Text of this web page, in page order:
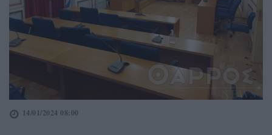
14/01/2024 08:00